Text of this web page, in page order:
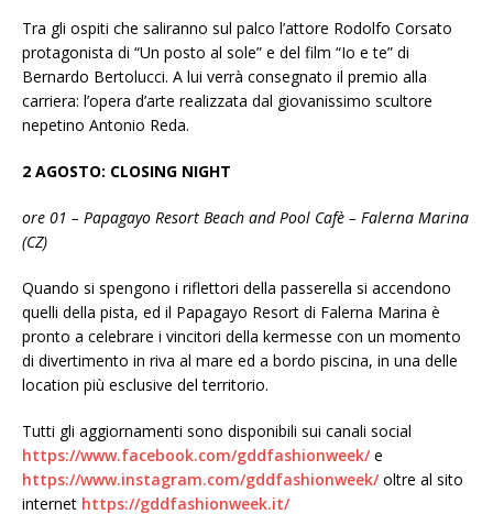
Tra gli ospiti che saliranno sul palco l’attore Rodolfo Corsato
protagonista di “Un posto al sole” e del film “Io e te” di
Bernardo Bertolucci. A lui verrà consegnato il premio alla
carriera: l’opera d’arte realizzata dal giovanissimo scultore
nepetino Antonio Reda.
2 AGOSTO: CLOSING NIGHT
ore 01 – Papagayo Resort Beach and Pool Cafè – Falerna Marina
(CZ)
Quando si spengono i riflettori della passerella si accendono
quelli della pista, ed il Papagayo Resort di Falerna Marina è
pronto a celebrare i vincitori della kermesse con un momento
di divertimento in riva al mare ed a bordo piscina, in una delle
location più esclusive del territorio.
Tutti gli aggiornamenti sono disponibili sui canali social
https://www.facebook.com/gddfashionweek/e
https://www.instagram.com/gddfashionweek/oltre al sito
internet https://gddfashionweek.it/